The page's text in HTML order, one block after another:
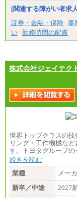
㉒月
㉓月
※全
異な
※試用
[関連する障がい者求
証券・金融・保険 事
い 勤務時間の配慮
株式会社ジェイテク
世界トップクラスの
リング・工作機械な
す。トヨタグループ
続きを読む
業種
メー
新卒／中途
2027